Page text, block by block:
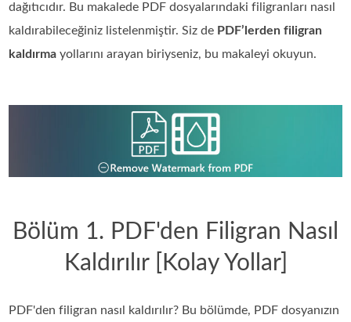
dağıtıcıdır. Bu makalede PDF dosyalarındaki filigranları nasıl
kaldırabileceğiniz listelenmiştir. Siz de PDF’lerden filigran
kaldırma yollarını arayan biriyseniz, bu makaleyi okuyun.
Bölüm 1. PDF'den Filigran Nasıl
Kaldırılır [Kolay Yollar]
PDF'den filigran nasıl kaldırılır? Bu bölümde, PDF dosyanızın